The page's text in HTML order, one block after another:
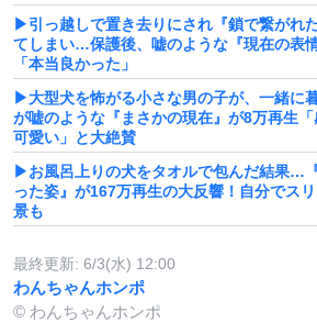
▶引っ越しで置き去りにされ『鎖で繋がれ
てしまい…保護後、嘘のような『現在の表
「本当良かった」
▶大型犬を怖がる小さな男の子が、一緒に
が嘘のような『まさかの現在』が8万再生
可愛い」と大絶賛
▶お風呂上りの犬をタオルで包んだ結果…
った姿』が167万再生の大反響！自分でス
景も
最終更新: 6/3(水) 12:00
わんちゃんホンポ
© わんちゃんホンポ